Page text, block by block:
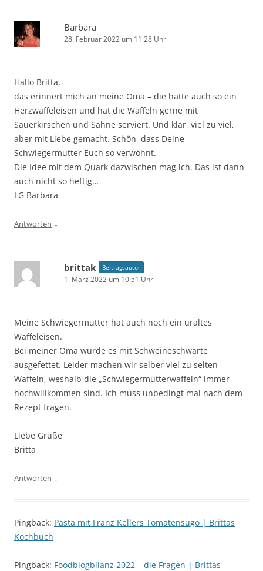
Barbara
28. Februar 2022 um 11:28 Uhr
Hallo Britta,
das erinnert mich an meine Oma – die hatte auch so ein
Herzwaffeleisen und hat die Waffeln gerne mit
Sauerkirschen und Sahne serviert. Und klar, viel zu viel,
aber mit Liebe gemacht. Schön, dass Deine
Schwiegermutter Euch so verwöhnt.
Die Idee mit dem Quark dazwischen mag ich. Das ist dann
auch nicht so heftig…
LG Barbara
Antworten ↓
brittak Beitragsautor
1. März 2022 um 10:51 Uhr
Meine Schwiegermutter hat auch noch ein uraltes
Waffeleisen.
Bei meiner Oma wurde es mit Schweineschwarte
ausgefettet. Leider machen wir selber viel zu selten
Waffeln, weshalb die „Schwiegermutterwaffeln“ immer
hochwillkommen sind. Ich muss unbedingt mal nach dem
Rezept fragen.
Liebe Grüße
Britta
Antworten ↓
Pingback: Pasta mit Franz Kellers Tomatensugo | Brittas
Kochbuch
Pingback: Foodblogbilanz 2022 – die Fragen | Brittas